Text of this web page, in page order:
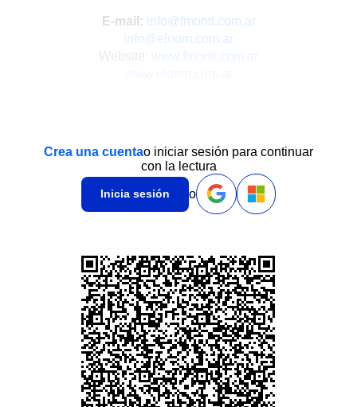
E-mail: info@fmonti.com.ar
info@eloom.com.ar
Crea una cuentao iniciar sesión para continuar
con la lectura
Inicia sesión o